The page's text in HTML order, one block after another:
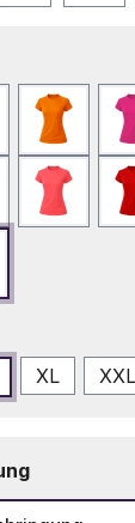
GelbFluor
XL XXL